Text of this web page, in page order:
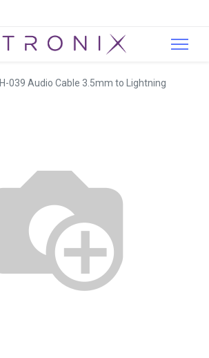
039 Audio Cable 3.5mm to Lightning